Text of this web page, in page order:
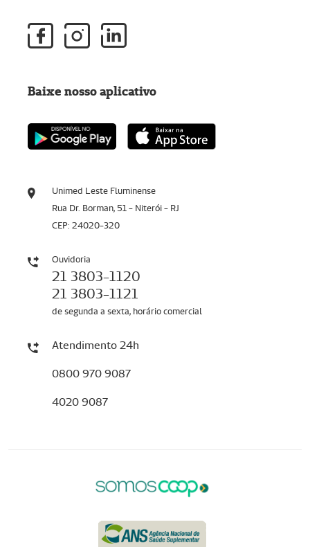
Unimed Leste Fluminense
Rua Dr. Borman, 51 - Niterói - RJ
CEP: 24020-320
Ouvidoria
21 3803-1120
21 3803-1121
de segunda a sexta, horário comercial
Atendimento 24h
0800 970 9087
4020 9087
Baixe nosso aplicativo